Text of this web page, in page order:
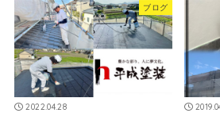
ブログ
2022.04.28